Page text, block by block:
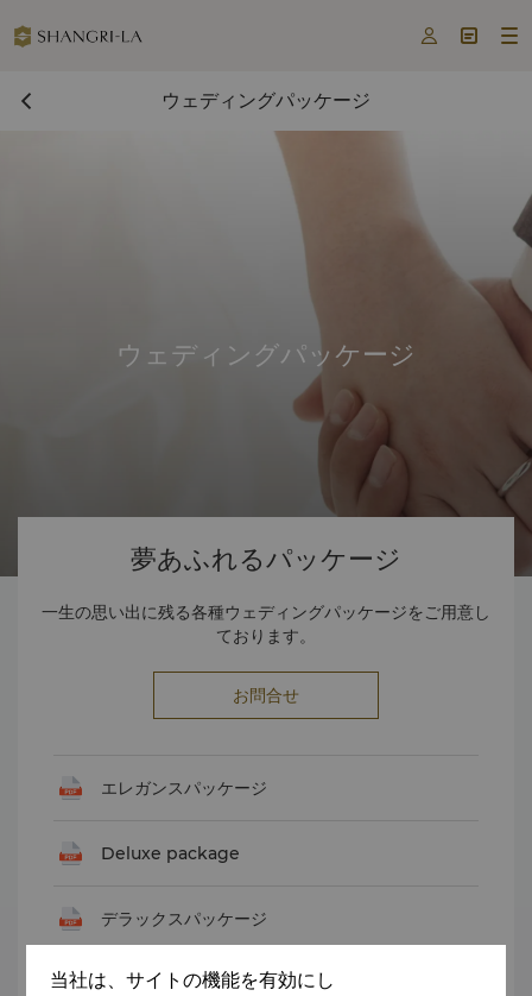
  
ウェディングパッケージ
ウェディングパッケージ
夢あふれるパッケージ
一生の思い出に残る各種ウェディングパッケージをご用意し
ております。
お問合せ
エレガンスパッケージ
Deluxe package
デラックスパッケージ
ラグジュアリパッケージ
当社は、サイトの機能を有効にし